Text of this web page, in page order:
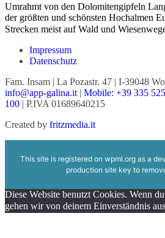
Umrahmt von den Dolomitengipfeln
der größten und schönsten Hochalmen
Strecken meist auf Wald und
Impressum
Datenschutz
Fam. Insam | La Pozastr. 47 | I-39048
info@app-galina.it | Mobile: +39 335
100 | P.IVA 01689640215
Created by fritzmedia.it
This site is registered on wpml.orgas a
production site key to
Diese Website benutzt Cookies. Wenn
gehen wir von deinem Einverständnis